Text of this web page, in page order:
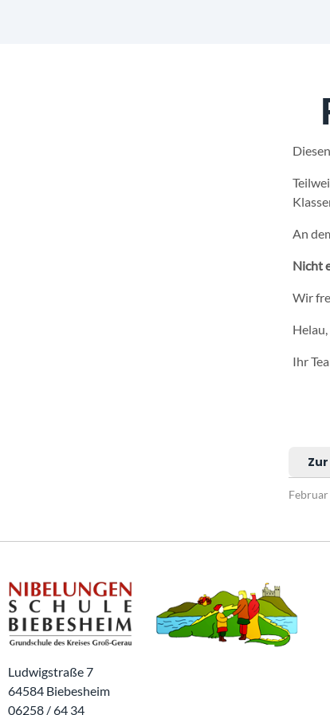
An
Nicht
Wir
Helau,
Ihr
Ludwigstraße 7
64584 Biebesheim
06258 / 64 34